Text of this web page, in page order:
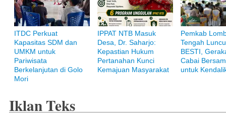
ITDC Perkuat
Kapasitas SDM dan
UMKM untuk
Pariwisata
Berkelanjutan di Golo
Mori
IPPAT NTB Masuk
Desa, Dr. Saharjo:
Kepastian Hukum
Pertanahan Kunci
Kemajuan Masyarakat
Pemkab
Tengah
BESTI,
Cabai
untuk
Iklan Teks